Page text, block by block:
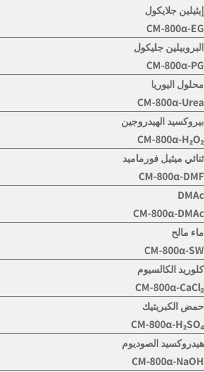
إيثيلين جلايكول
CM-800α-EG
البروبيلين جليكول
CM-800α-PG
محلول اليوريا
CM-800α-Urea
بيروكسيد الهيدروجين
CM-800α-H₂O₂
ثنائي ميثيل فورماميد
CM-800α-DMF
DMAc
CM-800α-DMAc
ماء مالح
CM-800α-SW
كلوريد الكالسيوم
CM-800α-CaCl₂
حمض الكبريتيك
CM-800α-H₂SO₄
هيدروكسيد الصوديوم
CM-800α-NaOH